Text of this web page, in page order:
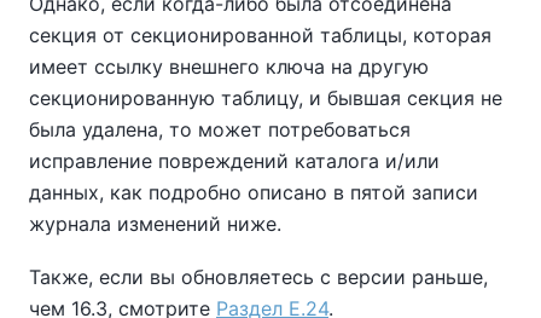
секция от секционированной таблицы, которая
имеет ссылку внешнего ключа на другую
секционированную таблицу, и бывшая секция не
была удалена, то может потребоваться
исправление повреждений каталога и/или
данных, как подробно описано в пятой записи
журнала изменений ниже.
Также, если вы обновляетесь с версии раньше,
чем 16.3, смотрите Раздел E.24.